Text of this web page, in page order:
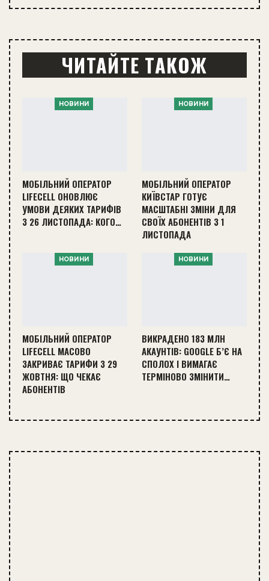
ЧИТАЙТЕ ТАКОЖ
НОВИНИ
МОБІЛЬНИЙ ОПЕРАТОР
LIFECELL ОНОВЛЮЄ
УМОВИ ДЕЯКИХ ТАРИФІВ
З 26 ЛИСТОПАДА: КОГО…
НОВИНИ
МОБІЛЬНИЙ ОПЕРАТОР
КИЇВСТАР ГОТУЄ
МАСШТАБНІ ЗМІНИ ДЛЯ
СВОЇХ АБОНЕНТІВ З 1
ЛИСТОПАДА
НОВИНИ
МОБІЛЬНИЙ ОПЕРАТОР
LIFECELL МАСОВО
ЗАКРИВАЄ ТАРИФИ З 29
ЖОВТНЯ: ЩО ЧЕКАЄ
АБОНЕНТІВ
НОВИНИ
ВИКРАДЕНО 183 МЛН
АКАУНТІВ: GOOGLE Б’Є НА
СПОЛОХ І ВИМАГАЄ
ТЕРМІНОВО ЗМІНИТИ…